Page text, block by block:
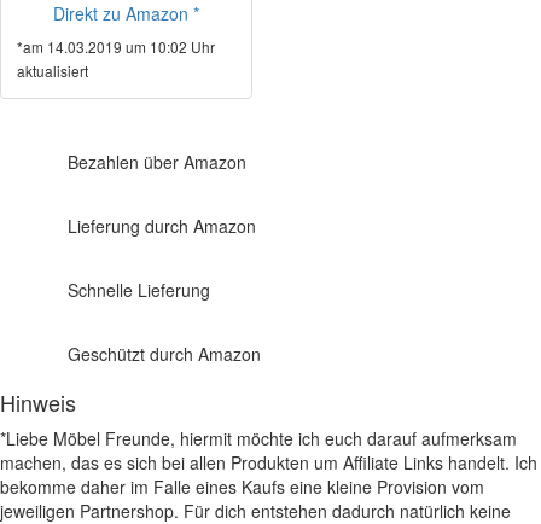
Direkt zu Amazon *
*am 14.03.2019 um 10:02 Uhr
aktualisiert
Bezahlen über Amazon
Lieferung durch Amazon
Schnelle Lieferung
Geschützt durch Amazon
Hinweis
*Liebe Möbel Freunde, hiermit möchte ich euch darauf aufmerksam
machen, das es sich bei allen Produkten um Affiliate Links handelt. Ich
bekomme daher im Falle eines Kaufs eine kleine Provision vom
jeweiligen Partnershop. Für dich entstehen dadurch natürlich keine